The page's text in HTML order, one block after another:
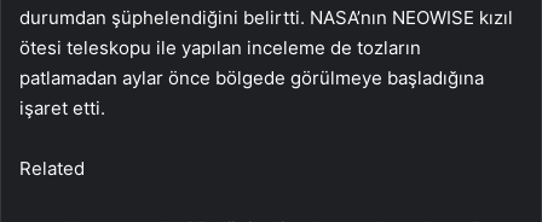
durumdan şüphelendiğini belirtti. NASA’nın NEOWISE kızıl
ötesi teleskopu ile yapılan inceleme de tozların
patlamadan aylar önce bölgede görülmeye başladığına
işaret etti.
Related